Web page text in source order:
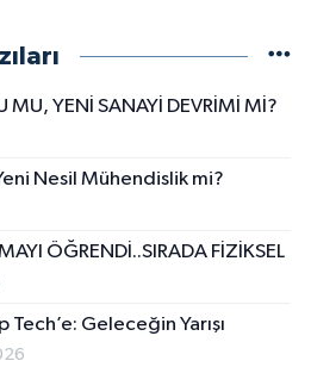
MU, YENİ SANAYİ DEVRİMİ Mİ?
Nesil Mühendislik mi?
ÖĞRENDİ..SIRADA FİZİKSEL
Geleceğin Yarışı